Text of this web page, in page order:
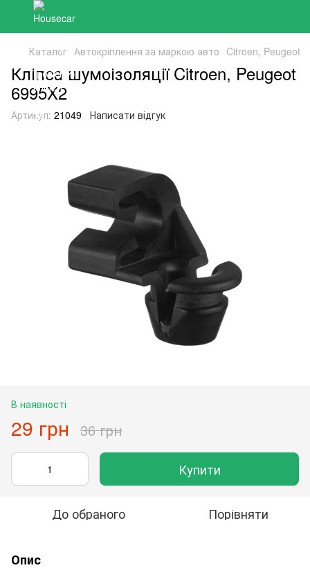
Каталог Автокріплення за маркою авто Citroen, Peugeot
Кліпса шумоізоляції Citroen, Peugeot
6995X2
Артикул: 21049 Написати відгук
В наявності
29 грн 36 грн
Купити
До обраного Порівняти
Опис